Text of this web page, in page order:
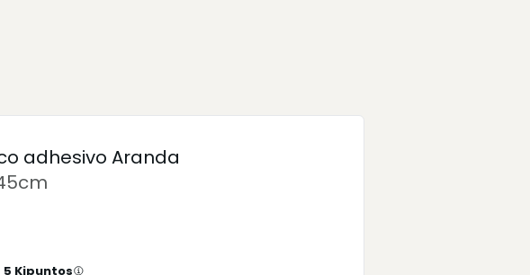
adhesivo Aranda
5 Kipuntos